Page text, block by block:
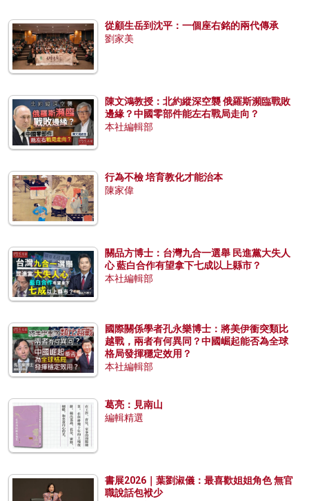
從顧生岳到沈平：一個座右銘的兩代傳承
劉家美
陳文鴻教授：北約縱深空襲 俄羅斯瀕臨戰敗
邊緣？中國零部件能左右戰局走向？
本社編輯部
行為不檢 培育教化才能治本
陳家偉
關品方博士：台灣九合一選舉 民進黨大失人
心 藍白合作有望拿下七成以上縣市？
本社編輯部
國際關係學者孔永樂博士：將美伊衝突類比
越戰，兩者有何異同？中國崛起能否為全球
格局發揮穩定效用？
本社編輯部
葛亮：見南山
編輯精選
書展2026｜葉劉淑儀：最喜歡姐姐角色 無官
職說話包袱少